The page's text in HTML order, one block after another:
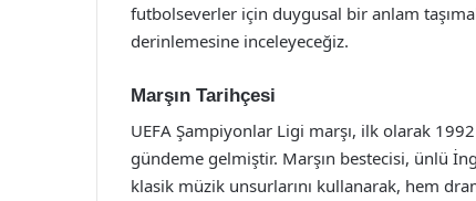
futbolseverler için duygusal bir anlam
derinlemesine inceleyeceğiz.
Marşın Tarihçesi
UEFA Şampiyonlar Ligi marşı, ilk olarak
gündeme gelmiştir. Marşın bestecisi, ünlü
klasik müzik unsurlarını kullanarak, hem